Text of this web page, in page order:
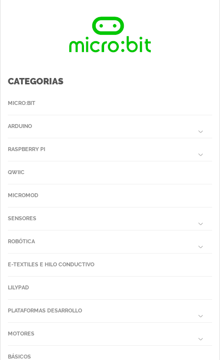
CATEGORIAS
MICRO:BIT
ARDUINO
RASPBERRY PI
QWIIC
MICROMOD
SENSORES
ROBÓTICA
E-TEXTILES E HILO CONDUCTIVO
LILYPAD
PLATAFORMAS DESARROLLO
MOTORES
BÁSICOS